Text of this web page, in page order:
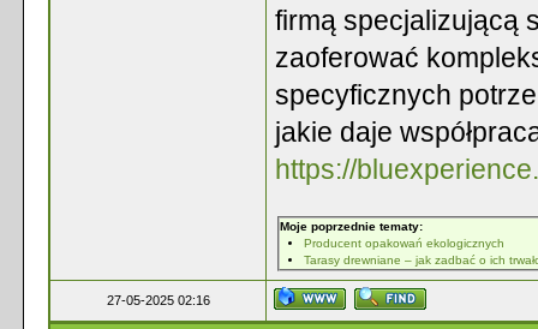
firmą specjalizującą
zaoferować
specyficznych
jakie daje
https://
Moje poprzednie tematy:
Producent opakowań ekologicznych
Tarasy drewniane – jak zadbać o ich
27-05-2025 02:16